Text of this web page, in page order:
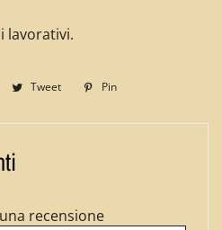
lavorativi.
CondividiTweet
Twitta
Twitter
Pin
Pinterest
recensione